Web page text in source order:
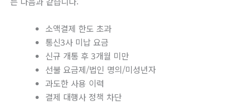
소액결제 한도 초과
통신3사 미납 요금
신규 개통 후 3개월 미만
선불 요금제/법인 명의/미성년자
과도한 사용 이력
결제 대행사 정책 차단